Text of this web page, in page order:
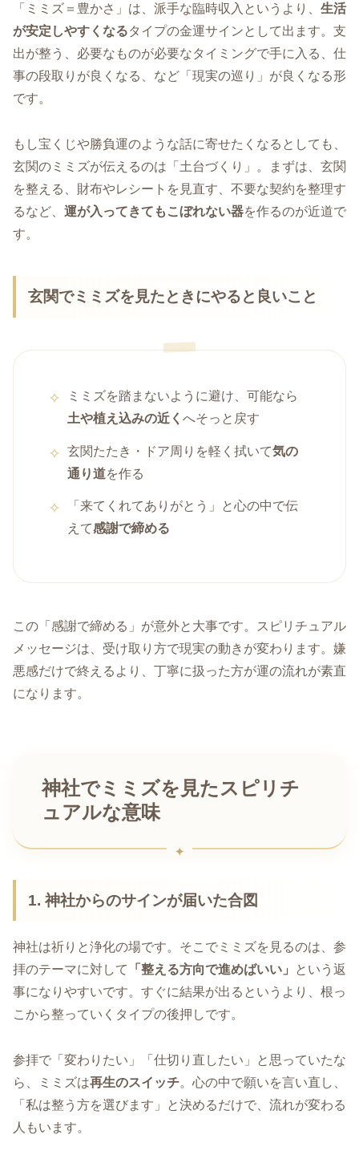
「ミミズ＝豊かさ」は、派手な臨時収入というより、 生活
が安定しやすくなるタイプの金運サインとして出ます。支
出が整う、必要なものが必要なタイミングで手に入る、仕
事の段取りが良くなる、など「現実の巡り」が良くなる形
です。
もし宝くじや勝負運のような話に寄せたくなるとしても、
玄関のミミズが伝えるのは「土台づくり」。まずは、玄関
を整える、財布やレシートを見直す、不要な契約を整理す
るなど、 運が入ってきてもこぼれない器を作るのが近道で
す。
玄関でミミズを見たときにやると良いこと
ミミズを踏まないように避け、可能なら
土や植え込みの近くへそっと戻す
玄関たたき・ドア周りを軽く拭いて気の
通り道を作る
「来てくれてありがとう」と心の中で伝
えて感謝で締める
この「感謝で締める」が意外と大事です。スピリチュアル
メッセージは、受け取り方で現実の動きが変わります。嫌
悪感だけで終えるより、丁寧に扱った方が運の流れが素直
になります。
神社でミミズを見たスピリチ
ュアルな意味
1. 神社からのサインが届いた合図
神社は祈りと浄化の場です。そこでミミズを見るのは、参
拝のテーマに対して
「整える方向で進めばいい」
という返
事になりやすいです。すぐに結果が出るというより、根っ
こから整っていくタイプの後押しです。
参拝で「変わりたい」「仕切り直したい」と思っていたな
ら、ミミズは再生のスイッチ。心の中で願いを言い直し、
「私は整う方を選びます」と決めるだけで、流れが変わる
人もいます。